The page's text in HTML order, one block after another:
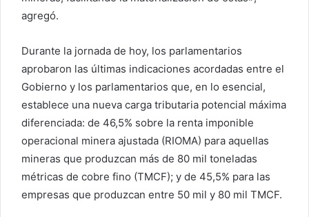
agregó.
Durante la jornada de hoy, los parlamentarios
aprobaron las últimas indicaciones acordadas entre el
Gobierno y los parlamentarios que, en lo esencial,
establece una nueva carga tributaria potencial máxima
diferenciada: de 46,5% sobre la renta imponible
operacional minera ajustada (RIOMA) para aquellas
mineras que produzcan más de 80 mil toneladas
métricas de cobre fino (TMCF); y de 45,5% para las
empresas que produzcan entre 50 mil y 80 mil TMCF.